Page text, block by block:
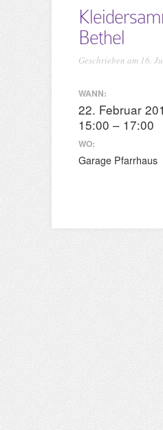
Bethel
Geschrieben am 16.
WANN:
22. Februar
15:00 – 17:00
WO:
Garage Pfarrhaus